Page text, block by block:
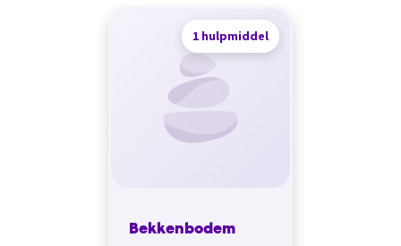
1 hulpmiddel
Bekkenbodem